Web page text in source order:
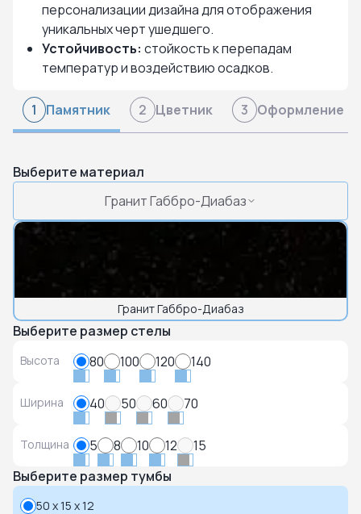
персонализации дизайна для отображения
уникальных черт ушедшего.
Устойчивость: стойкость к перепадам
температур и воздействию осадков.
1 Памятник 2 Цветник 3 Оформление
Выберите материал
Гранит Габбро-Диабаз
Гранит Габбро-Диабаз
Выберите размер стелы
Высота 80 100 120 140
Ширина 40 50 60 70
Толщина 5 8 10 12
15
Выберите размер тумбы
50 x 15 x 12